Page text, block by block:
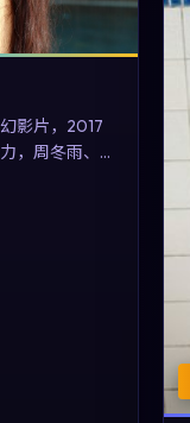
影片，2017
，周冬雨、
情层面在真
对关注导演
价值。